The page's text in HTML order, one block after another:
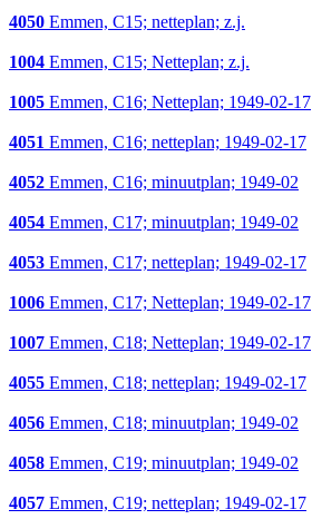
4050 Emmen, C15; netteplan; z.j.
1004 Emmen, C15; Netteplan; z.j.
1005 Emmen, C16; Netteplan; 1949-02-17
4051 Emmen, C16; netteplan; 1949-02-17
4052 Emmen, C16; minuutplan; 1949-02
4054 Emmen, C17; minuutplan; 1949-02
4053 Emmen, C17; netteplan; 1949-02-17
1006 Emmen, C17; Netteplan; 1949-02-17
1007 Emmen, C18; Netteplan; 1949-02-17
4055 Emmen, C18; netteplan; 1949-02-17
4056 Emmen, C18; minuutplan; 1949-02
4058 Emmen, C19; minuutplan; 1949-02
4057 Emmen, C19; netteplan; 1949-02-17